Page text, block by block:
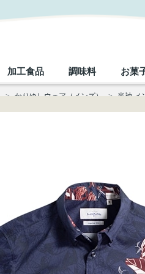
加工食品 調味料 お菓
> かりゆしウェア（メンズ） > 半袖 メ